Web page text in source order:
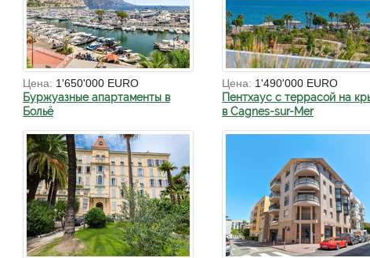
Цена: 1'650'000 EURO
Буржуазные апартаменты в
Больё
Цена: 1'490'000 EURO
Пентхаус с террасой на
в Cagnes-sur-Mer